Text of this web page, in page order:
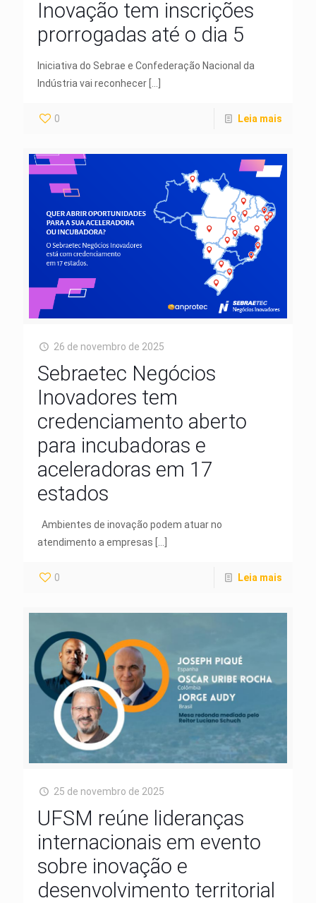
Inovação tem inscrições
prorrogadas até o dia 5
Iniciativa do Sebrae e Confederação Nacional da
Indústria vai reconhecer
0 Leia mais
26 de novembro de 2025
Sebraetec Negócios
Inovadores tem
credenciamento aberto
para incubadoras e
aceleradoras em 17
estados
Ambientes de inovação podem atuar no
atendimento a empresas
0 Leia mais
25 de novembro de 2025
UFSM reúne lideranças
internacionais em evento
sobre inovação e
desenvolvimento territorial